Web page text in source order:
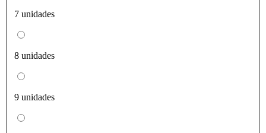
7 unidades
8 unidades
9 unidades